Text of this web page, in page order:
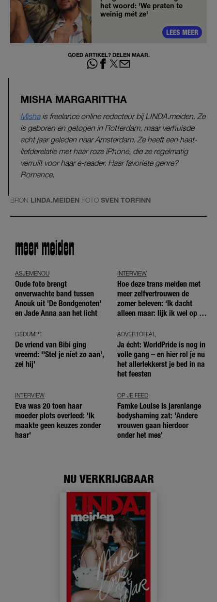
het woord: 'We praten te
weinig mét ze'
LEES MEER
GOED ARTIKEL? DELEN MAAR.
MISHA MARGARITTHA
Mishais freelance online redacteur bij LINDA.meiden. Ze
is geboren en getogen in Rotterdam, maar verhuisde
acht jaar geleden naar Amsterdam. Ze heeft een haat-
liefderelatie met haar roze iPhone, die ze regelmatig
verruilt voor haar e-reader. Haar favoriete genre?
Romance.
BRON LINDA.MEIDEN FOTO SVEN TORFINN
meer meiden
ASJEMENOU
Oude foto brengt
onverwachte band tussen
Anouk uit 'De Bondgenoten'
en Jade Anna aan het licht
INTERVIEW
Hoe deze trans meiden met
meer zelfvertrouwen de
zomer beleven: ‘Ik dacht
alleen maar: lijk ik wel op de
GEDUMPT
De vriend van Bibi ging
vreemd: ''Stel je niet zo aan',
zei hij'
ADVERTORIAL
Ja écht: WorldPride is nog in
volle gang – en hier rol je nu
het allerlekkerst je bed in na
het feesten
INTERVIEW
Eva was 20 toen haar
moeder plots overleed: 'Ik
maakte geen keuzes zonder
haar'
OP JE FEED
Famke Louise is jarenlange
bodyshaming zat: 'Andere
vrouwen gaan hierdoor
onder het mes'
NU VERKRIJGBAAR